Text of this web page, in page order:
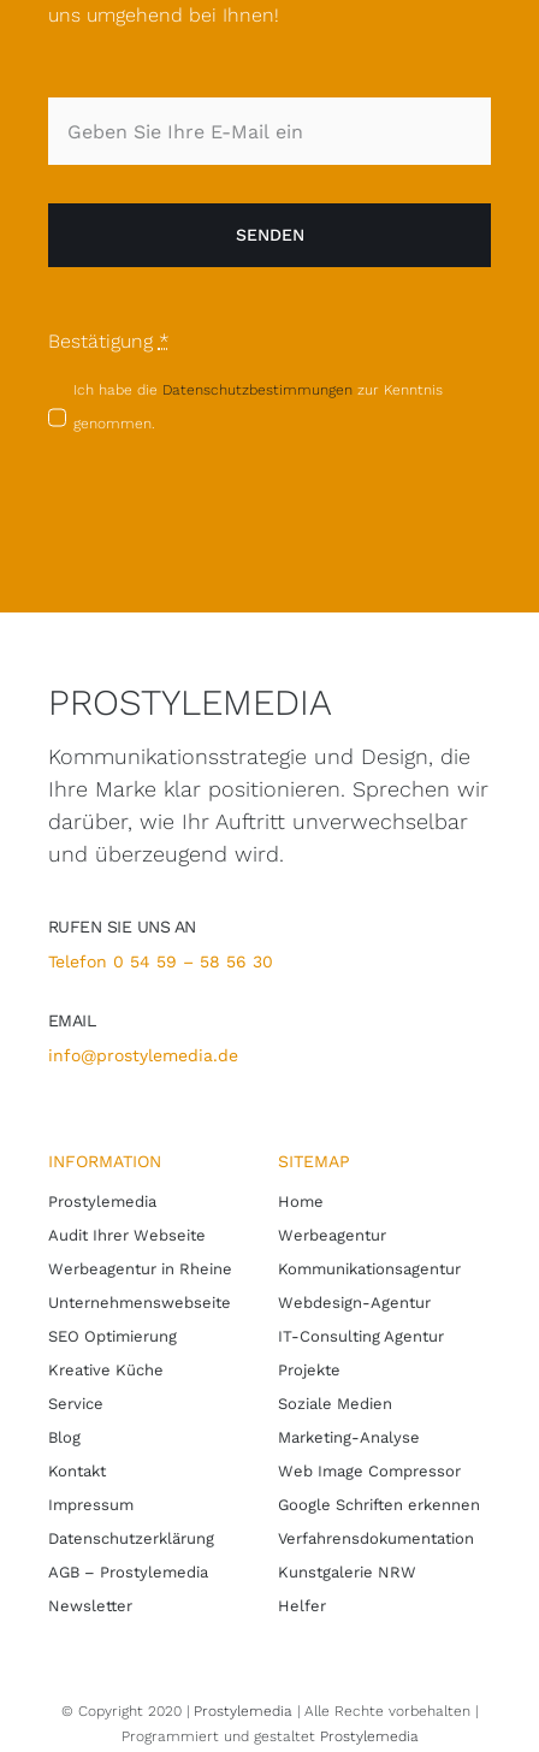
uns umgehend bei Ihnen!
SENDEN
Bestätigung *
Ich habe die Datenschutzbestimmungen zur Kenntnis
genommen.
PROSTYLEMEDIA
Kommunikationsstrategie und Design, die
Ihre Marke klar positionieren. Sprechen wir
darüber, wie Ihr Auftritt unverwechselbar
und überzeugend wird.
RUFEN SIE UNS AN
Telefon 0 54 59 – 58 56 30
EMAIL
info@prostylemedia.de
SITEMAP
Home
Werbeagentur
Kommunikationsagentur
Webdesign-Agentur
IT-Consulting Agentur
Projekte
Soziale Medien
Marketing-Analyse
Web Image Compressor
Google Schriften erkennen
Verfahrensdokumentation
Kunstgalerie NRW
Helfer
INFORMATION
Prostylemedia
Audit Ihrer Webseite
Werbeagentur in Rheine
Unternehmenswebseite
SEO Optimierung
Kreative Küche
Service
Blog
Kontakt
Impressum
Datenschutzerklärung
AGB – Prostylemedia
Newsletter
© Copyright 2020 | Prostylemedia | Alle Rechte vorbehalten |
Programmiert und gestaltet Prostylemedia